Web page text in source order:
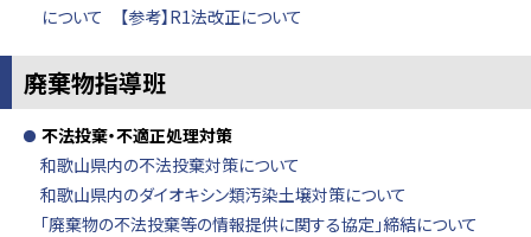
について
【参考】R1法改正について
廃棄物指導班
不法投棄・不適正処理対策
和歌山県内の不法投棄対策について
和歌山県内のダイオキシン類汚染土壌対策について
「廃棄物の不法投棄等の情報提供に関する協定」締結について